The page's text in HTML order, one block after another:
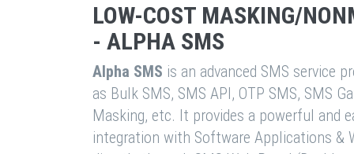
LOW-COST MASKING/
- ALPHA SMS
Alpha SMS is an advanced SMS service
as Bulk SMS, SMS API, OTP SMS, SMS
Masking, etc. It provides a powerful and
integration with Software Applications &